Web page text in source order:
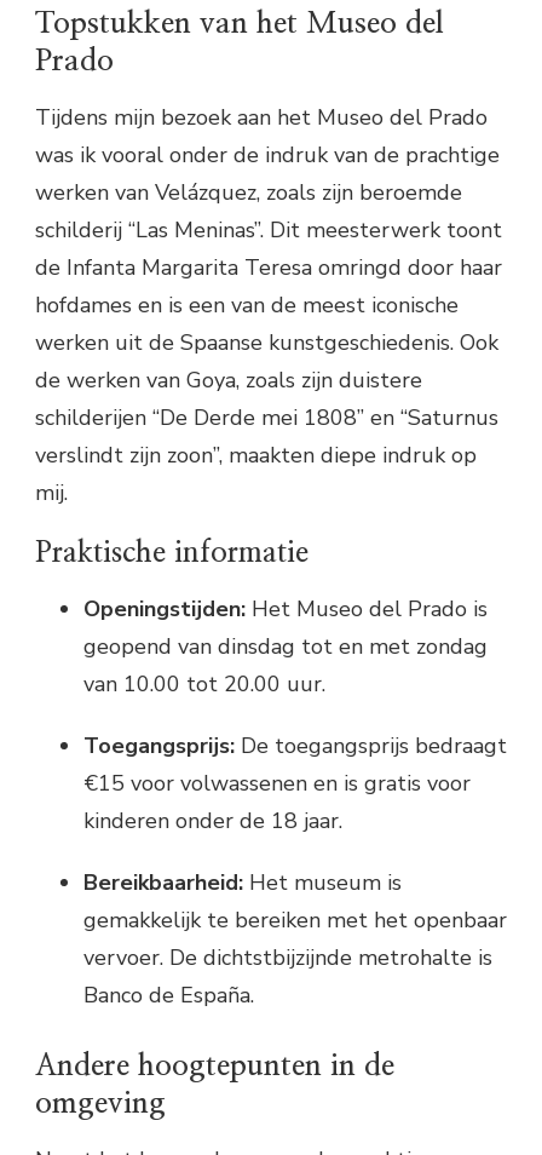
Topstukken van het Museo del
Prado
Tijdens mijn bezoek aan het Museo del Prado
was ik vooral onder de indruk van de prachtige
werken van Velázquez, zoals zijn beroemde
schilderij “Las Meninas”. Dit meesterwerk toont
de Infanta Margarita Teresa omringd door haar
hofdames en is een van de meest iconische
werken uit de Spaanse kunstgeschiedenis. Ook
de werken van Goya, zoals zijn duistere
schilderijen “De Derde mei 1808” en “Saturnus
verslindt zijn zoon”, maakten diepe indruk op
mij.
Praktische informatie
Openingstijden: Het Museo del Prado is
geopend van dinsdag tot en met zondag
van 10.00 tot 20.00 uur.
Toegangsprijs: De toegangsprijs bedraagt
€15 voor volwassenen en is gratis voor
kinderen onder de 18 jaar.
Bereikbaarheid: Het museum is
gemakkelijk te bereiken met het openbaar
vervoer. De dichtstbijzijnde metrohalte is
Banco de España.
Andere hoogtepunten in de
omgeving